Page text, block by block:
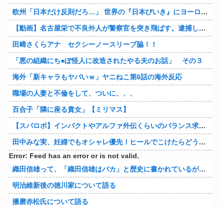
欧州「日本だけ反則だろ…」 世界の『日本びいき』にヨーロッパ全土から不満の声
【動画】名古屋栄で不良外人が警察官を突き飛ばす。逮捕しろやｗｗｗ
田﨑さくらアナ セクシーノースリーブ脇！！
「悪の組織にち●ぽ怪人に改造されたやる夫のお話」 その３
海外「新キャラもヤバいｗ」ヤニねこ第6話の海外反応
職場の人妻と不倫をして、ついに、、、
百合子「隣に座る貴女」【ミリマス】
【スパロボ】インパクトやアルファ外伝くらいのバランス求む！！ → インパクトも最終的にはコアブースターで雑魚は一撃で倒せてたけどね
田中みな実、妊婦でもオシャレ優先！ヒールでこけたらどうすんのｗ
Error: Feed has an error or is not valid.
織田信雄って、「織田信雄はバカ」と歴史に書かれているが今まで家が残っているんでバカではないよな？
明治維新後の徳川家について語る
播磨赤松氏について語る